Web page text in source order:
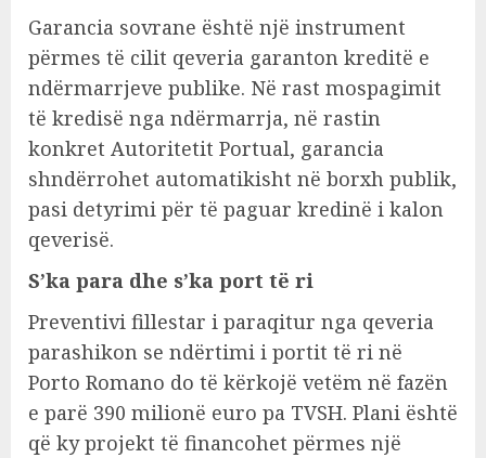
Garancia sovrane është një instrument
përmes të cilit qeveria garanton kreditë e
ndërmarrjeve publike. Në rast mospagimit
të kredisë nga ndërmarrja, në rastin
konkret Autoritetit Portual, garancia
shndërrohet automatikisht në borxh publik,
pasi detyrimi për të paguar kredinë i kalon
qeverisë.
S’ka para dhe s’ka port të ri
Preventivi fillestar i paraqitur nga qeveria
parashikon se ndërtimi i portit të ri në
Porto Romano do të kërkojë vetëm në fazën
e parë 390 milionë euro pa TVSH. Plani është
që ky projekt të financohet përmes një